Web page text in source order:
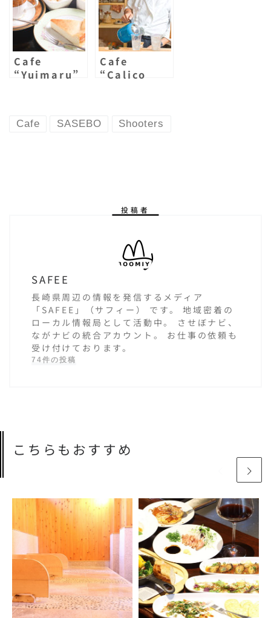
Cafe
“Yuimaru”
Cafe
“Calico
Cafe SASEBO Shooters
投稿者
SAFEE
長崎県周辺の情報を発信するメディア
「SAFEE」（サフィー） です。 地域密着の
ローカル情報局として活動中。 させぼナビ、
ながナビの統合アカウント。 お仕事の依頼も
受け付けております。
74件の投稿
こちらもおすすめ